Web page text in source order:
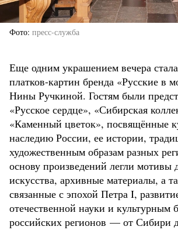
Фото пресс-служба
Еще одним украшением вечера
платков-картин бренда «Русские в
Нины Ручкиной. Гостям были
«Русское сердце», «Сибирская
«Каменный цветок», посвящённые
наследию России, ее истории,
художественным образам разных
основу произведений легли мотивы
искусства, архивные материалы, а
связанные с эпохой Петра I,
отечественной науки и культурным
российских регионов — от Сибири